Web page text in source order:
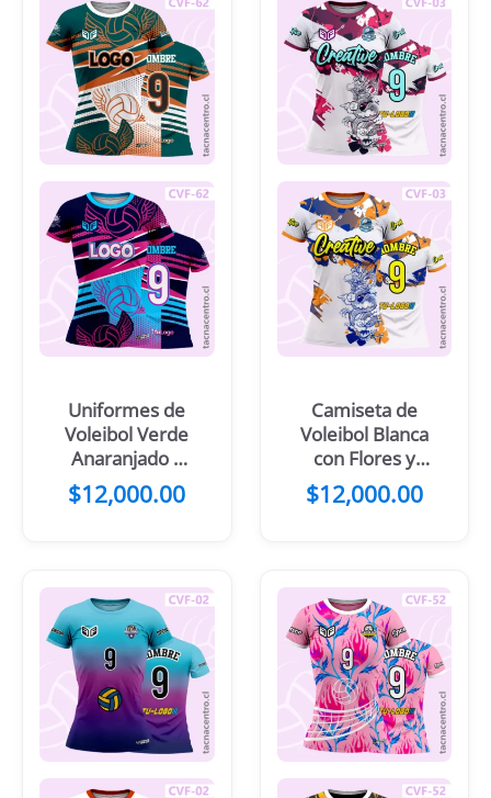
Uniformes de
Voleibol Verde
Anaranjado y
blanco con
franjas
$12,000.00
Camiseta de
Voleibol Blanca
con Flores y
Dragón
$12,000.00